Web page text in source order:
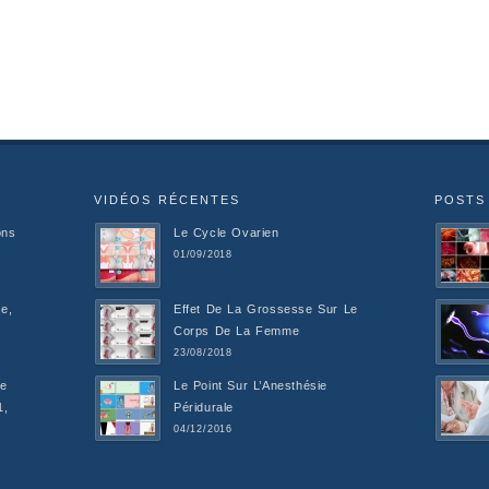
VIDÉOS RÉCENTES
Le Cycle Ovarien
01/09/2018
Effet De La Grossesse Sur Le
Corps De La Femme
23/08/2018
Le Point Sur L’Anesthésie
Péridurale
04/12/2016